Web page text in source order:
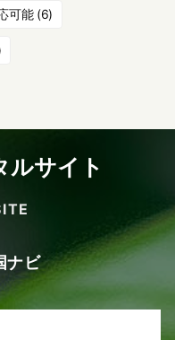
可能(6)
ルサイト
ナビ